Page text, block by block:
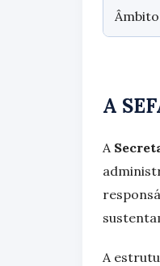
Âmbito
A
A
A